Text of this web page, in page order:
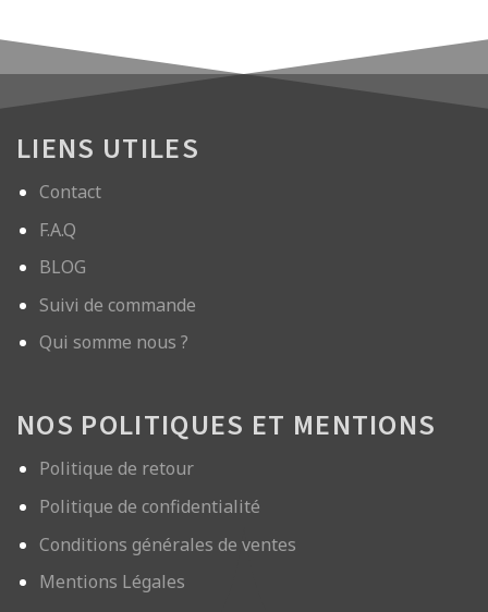
LIENS UTILES
Contact
F.A.Q
BLOG
Suivi de commande
Qui somme nous ?
NOS POLITIQUES ET MENTIONS
Politique de retour
Politique de confidentialité
Conditions générales de ventes
Mentions Légales